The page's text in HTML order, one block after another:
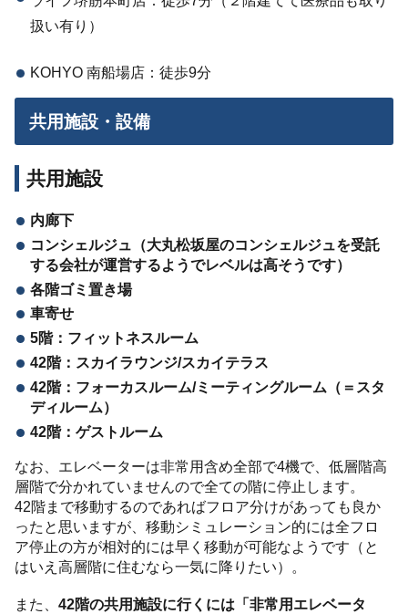
扱い有り）
KOHYO 南船場店：徒歩9分
共用施設・設備
共用施設
内廊下
コンシェルジュ（大丸松坂屋のコンシェルジュを受託
する会社が運営するようでレベルは高そうです）
各階ゴミ置き場
車寄せ
5階：フィットネスルーム
42階：スカイラウンジ/スカイテラス
42階：フォーカスルーム/ミーティングルーム（＝スタ
ディルーム）
42階：ゲストルーム
なお、エレベーターは非常用含め全部で4機で、低層階高
層階で分かれていませんので全ての階に停止します。
42階まで移動するのであればフロア分けがあっても良か
ったと思いますが、移動シミュレーション的には全フロ
ア停止の方が相対的には早く移動が可能なようです（と
はいえ高層階に住むなら一気に降りたい）。
また、42階の共用施設に行くには「非常用エレベータ